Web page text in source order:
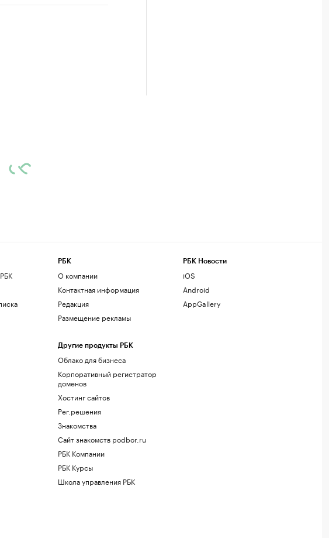
РБК
О компании
Контактная информация
Редакция
Размещение рекламы
Другие продукты РБК
Облако для бизнеса
Корпоративный регистратор
доменов
Хостинг сайтов
Рег.решения
Знакомства
Сайт знакомств podbor.ru
РБК Компании
РБК Курсы
Школа управления РБК
РБК Новости
iOS
Android
AppGallery